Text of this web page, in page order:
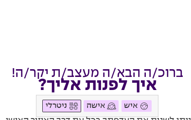
ברוכ/ה הבא/ה מעצב/ת יקר/ה!
איך לפנות אליך?
איש אישה ניטרלי